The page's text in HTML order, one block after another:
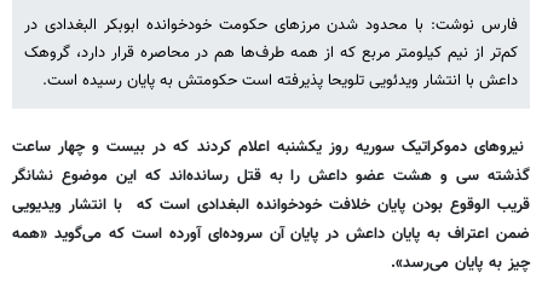
فارس نوشت: با محدود شدن مرزهای حکومت خودخوانده ابوبکر البغدادی در
کم‌تر از نیم کیلومتر مربع که از همه طرف‌ها هم در محاصره قرار دارد، گروهک
داعش با انتشار ویدئویی تلویحا پذیرفته است حکومتش به پایان رسیده است.
نیروهای دموکراتیک سوریه روز یکشنبه اعلام کردند که در بیست و چهار ساعت
گذشته سی و هشت عضو داعش را به قتل رسانده‌اند که این موضوع نشانگر
قریب الوقوع بودن پایان خلافت خودخوانده البغدادی است که با انتشار ویدیویی
ضمن اعتراف به پایان داعش در پایان آن سروده‌ای آورده است که می‌گوید «همه
چیز به پایان می‌رسد».